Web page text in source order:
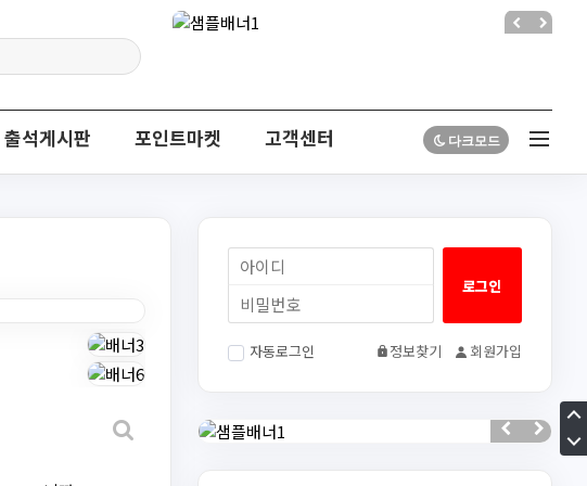
출석게시판 포인트마켓 고객센터
자동로그인 정보찾기 회원가입